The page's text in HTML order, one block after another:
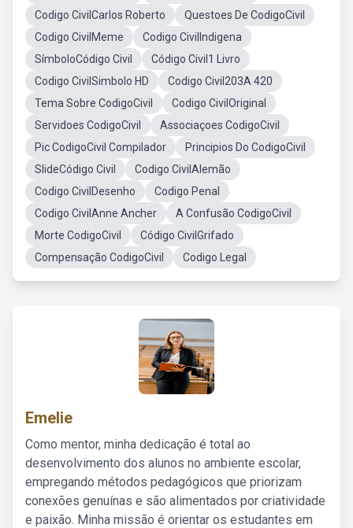
Codigo CivilCarlos Roberto
Questoes De CodigoCivil
Codigo CivilMeme
Codigo CivilIndigena
SímboloCódigo Civil
Código Civil1 Livro
Codigo CivilSimbolo HD
Codigo Civil203A 420
Tema Sobre CodigoCivil
Codigo CivilOriginal
Servidoes CodigoCivil
Associaçoes CodigoCivil
Pic CodigoCivil Compilador
Principios Do CodigoCivil
SlideCódigo Civil
Codigo CivilAlemão
Codigo CivilDesenho
Codigo Penal
Codigo CivilAnne Ancher
A Confusão CodigoCivil
Morte CodigoCivil
Código CivilGrifado
Compensação CodigoCivil
Codigo Legal
Emelie
Como mentor, minha dedicação é total ao
desenvolvimento dos alunos no ambiente escolar,
empregando métodos pedagógicos que priorizam
conexões genuínas e são alimentados por criatividade
e paixão. Minha missão é orientar os estudantes em